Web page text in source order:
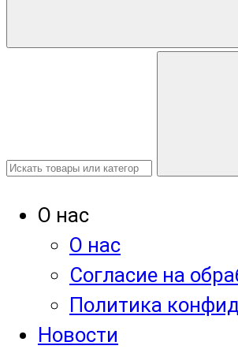
О нас
О нас
Согласие на
Политика
Новости